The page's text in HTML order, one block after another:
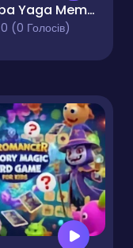
Baba Yaga Memory Magic
0 (0 Голосів)